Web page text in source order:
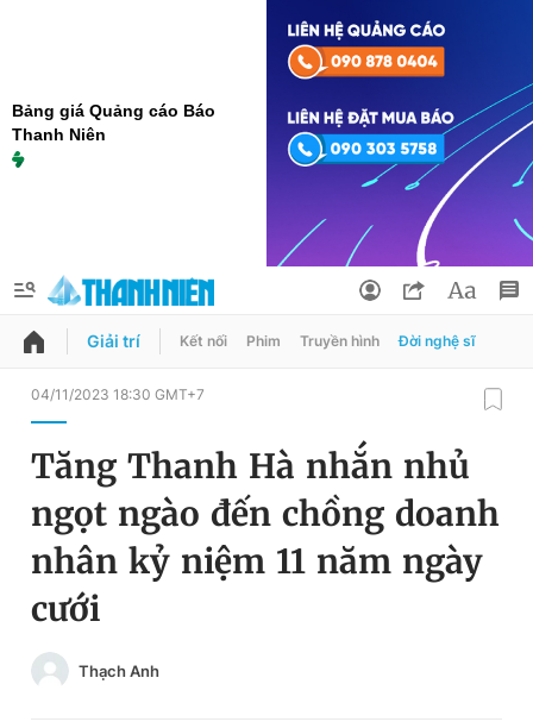
Bảng giá Quảng cáo Báo
Thanh Niên
QUẢNG CÁO
Chuyên mục
Chuyên mục khác
Chào ngày mới
Tin thị trường
Đổi mật khẩu
Tin đã lưu
Tin đã xem
Giải trí Kết nối Phim Truyền hình Đời nghệ sĩ
04/11/2023 18:30 GMT+7
Tăng Thanh Hà nhắn nhủ
ngọt ngào đến chồng doanh
nhân kỷ niệm 11 năm ngày
cưới
Thạch Anh